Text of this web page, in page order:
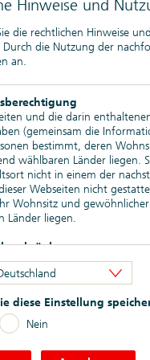
Hinweise und
die rechtlichen Hinweise
Durch die Nutzung der
an.
und die darin
(gemeinsam die
bestimmt, deren
wählbaren Länder
nicht in einem der
Webseiten nicht
Wohnsitz und
Länder liegen.
Webseiten enthaltenen
nachstehend wählbaren
den Webseiten genannte
Staaten von Amerika
Securities Act of 1933
kann auch nach den
diese Einstellung
Nein
erfolgt. Im Fall der
in der Schweiz ein
begeben. Informationen
Merkmalen) finden Sie ->
werden. Informationen zu
der Allokations- und
oben) zur
von diesen können
Mai 2026 (auch "EPIHS-I-